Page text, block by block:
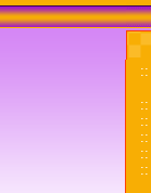
::
::
::
::
::
::